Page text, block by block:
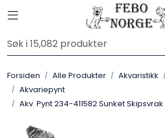
Skip to main content
Toggle navigation
Forsiden Alle Produkter Akvaristikk
Akvariepynt
Akv. Pynt 234-411582 Sunket Skipsvrak
Alle Produkter
Leverandører